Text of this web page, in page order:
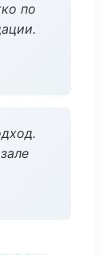
по